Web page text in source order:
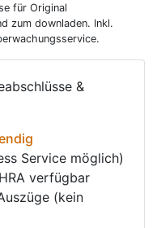
für Original
zum downladen. Inkl.
&
Service möglich)
verfügbar
(kein